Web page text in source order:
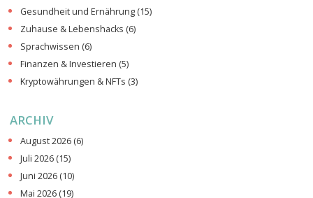
Gesundheit und Ernährung (15)
Zuhause & Lebenshacks (6)
Sprachwissen (6)
Finanzen & Investieren (5)
Kryptowährungen & NFTs (3)
ARCHIV
August 2026 (6)
Juli 2026 (15)
Juni 2026 (10)
Mai 2026 (19)